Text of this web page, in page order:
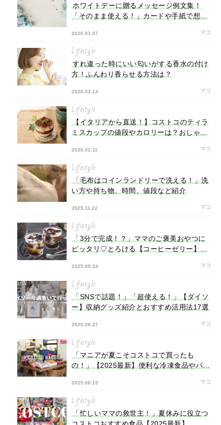
ホワイトデーに贈るメッセージ例文集！
「そのまま使える！」カードや手紙で想い
2026.03.07 マコ
Lifestyle
すれ違った時にいい匂いがする香水の付け
方！ふんわり香らせる方法は？
2026.02.14 マコ
Lifestyle
【イタリアから直送！】コストコのティラ
ミスカップの値段やカロリーは？おしゃれ
2026.02.11 マコ
Lifestyle
「毛布はコインランドリーで洗える！」洗
い方や持ち物、時間、値段など紹介
2025.11.22 マコ
Lifestyle
「3分で完成！？」ママのご褒美おやつに
ピッタリ♡とろける【コーヒーゼリー】レ
2025.09.24 マコ
Lifestyle
「SNSで話題！」「超使える！」【ダイソ
ー】収納グッズ紹介とおすすめ活用法17選
2025.08.27 マコ
Lifestyle
「マニアが夏こそコストコで買ったも
の！」【2025最新】便利な冷凍食品やパン
2025.08.15 マコ
Lifestyle
「忙しいママの救世主！」夏休みに役立つ